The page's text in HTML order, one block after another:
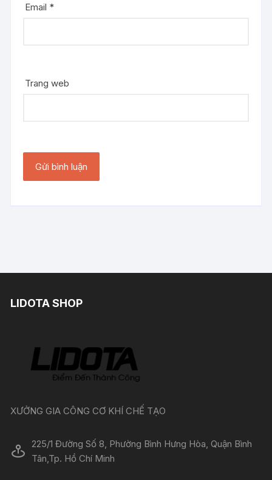
Email *
Trang web
LIDOTA SHOP
XƯỞNG GIA CÔNG CƠ KHÍ CHẾ TẠO
225/1 Đường Số 8, Phường Bình Hưng Hòa, Quận Bình
Tân,Tp. Hồ Chí Minh